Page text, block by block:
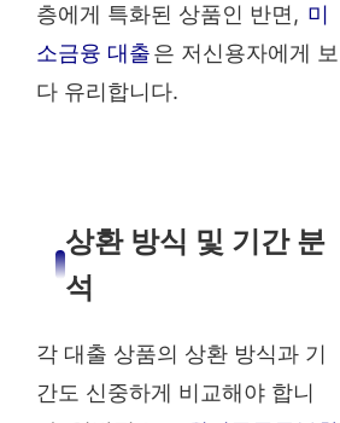
층에게 특화된 상품인 반면, 미
소금융 대출은 저신용자에게 보
다 유리합니다.
상환 방식 및 기간 분
석
각 대출 상품의 상환 방식과 기
간도 신중하게 비교해야 합니